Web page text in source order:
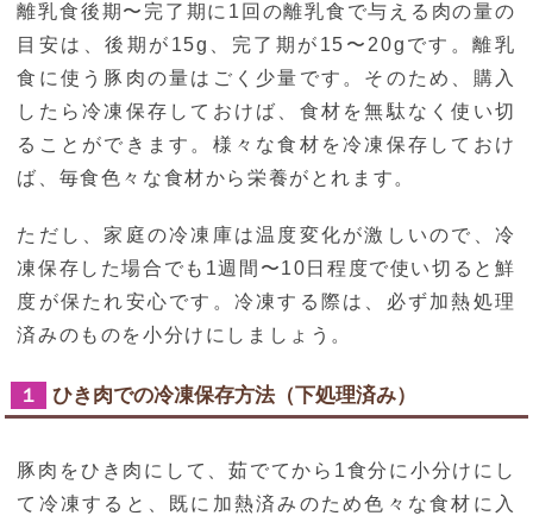
離乳食後期〜完了期に1回の離乳食で与える肉の量の
目安は、後期が15g、完了期が15〜20gです。離乳
食に使う豚肉の量はごく少量です。そのため、購入
したら冷凍保存しておけば、食材を無駄なく使い切
ることができます。様々な食材を冷凍保存しておけ
ば、毎食色々な食材から栄養がとれます。
ただし、家庭の冷凍庫は温度変化が激しいので、冷
凍保存した場合でも1週間〜10日程度で使い切ると鮮
度が保たれ安心です。冷凍する際は、必ず加熱処理
済みのものを小分けにしましょう。
１ ひき肉での冷凍保存方法（下処理済み）
豚肉をひき肉にして、茹でてから1食分に小分けにし
て冷凍すると、既に加熱済みのため色々な食材に入